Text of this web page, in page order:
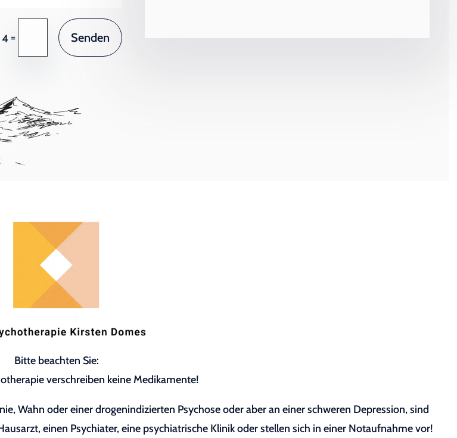
4 = Senden
Bitte beachten Sie:
verschreiben keine Medikamente!
Wahn oder einer drogenindizierten Psychose oder aber an einer schweren Depression, sind
einen Psychiater, eine psychiatrische Klinik oder stellen sich in einer Notaufnahme vor!